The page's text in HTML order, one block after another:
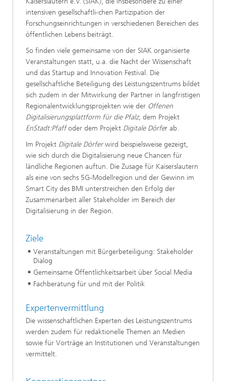
intensiven gesellschaftli-chen Partizipation der
Forschungseinrichtungen in verschiedenen Bereichen des
öffentlichen Lebens beiträgt.
So finden viele gemeinsame von der SIAK organisierte
Veranstaltungen statt, u.a. die Nacht der Wissenschaft
und das Startup and Innovation Festival. Die
gesellschaftliche Beteiligung des Leistungszentrums bildet
sich zudem in der Mitwirkung der Partner in langfristigen
Regionalentwicklungsprojekten wie der Offenen
Digitalisierungsplattform für die Pfalz, dem Projekt
EnStadt:Pfaffoder dem Projekt Digitale Dörfer ab.
Im Projekt Digitale Dörferwird beispielsweise gezeigt,
wie sich durch die Digitalisierung neue Chancen für
ländliche Regionen auftun. Die Zusage für Kaiserslautern
als eine von sechs 5G-Modellregion und der Gewinn im
Smart City des BMI unterstreichen den Erfolg der
Zusammenarbeit aller Stakeholder im Bereich der
Digitalisierung in der Region.
Ziele
Veranstaltungen mit Bürgerbeteiligung: Stakeholder
Dialog
Gemeinsame Öffentlichkeitsarbeit über Social Media
Fachberatung für und mit der Politik
Expertenvermittlung
Die wissenschaftlichen Experten des Leistungszentrums
werden zudem für redaktionelle Themen an Medien
sowie für Vorträge an Institutionen und Veranstaltungen
vermittelt.